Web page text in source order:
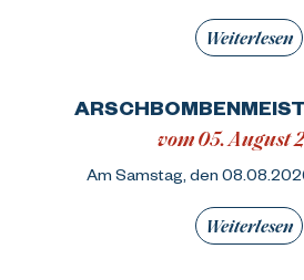
Weiterlesen
vom 05. August
Am Samstag, den
Weiterlesen